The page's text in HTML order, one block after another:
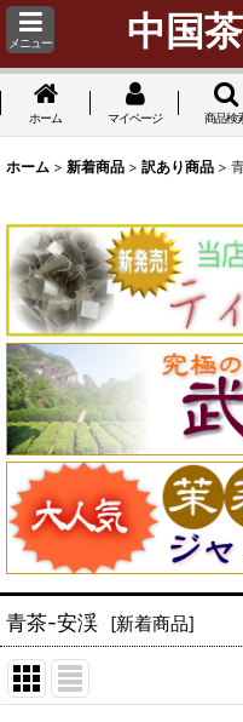
メニュー 中国
ホーム マイページ 商品検
ホーム > 新着商品 > 訳あり商品 >
青茶-安渓 [新着商品]